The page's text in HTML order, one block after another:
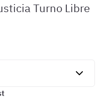
Turno Libre